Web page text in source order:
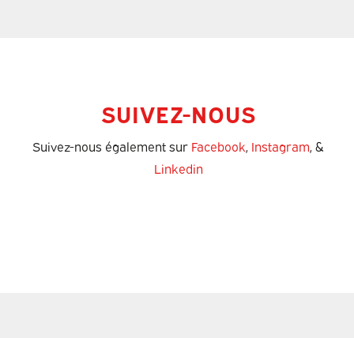
SUIVEZ-NOUS
Suivez-nous également sur Facebook, Instagram, &
Linkedin